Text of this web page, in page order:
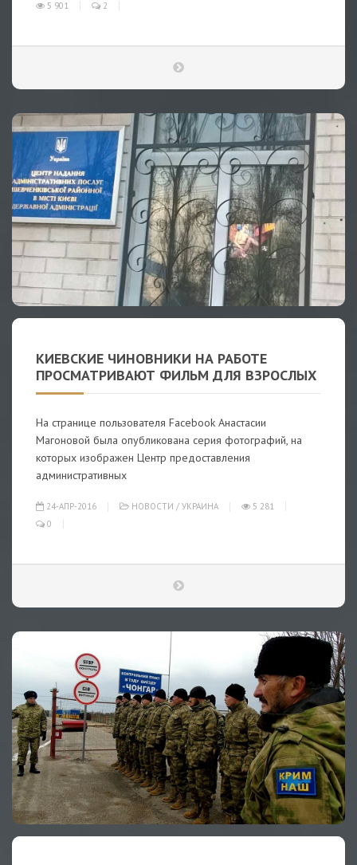
5 901 2
КИЕВСКИЕ ЧИНОВНИКИ НА РАБОТЕ
ПРОСМАТРИВАЮТ ФИЛЬМ ДЛЯ ВЗРОСЛЫХ
На странице пользователя Facebook Анастасии
Магоновой была опубликована серия фотографий, на
которых изображен Центр предоставления
административных
24-АПР-2016 НОВОСТИ / УКРАИНА
5 281
0